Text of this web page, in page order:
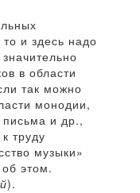
и здесь надо
в области
так можно
монодии,
письма и др.,
труду
музыки»
этом.
).